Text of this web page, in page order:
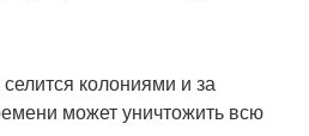
колониями и за
может уничтожить всю